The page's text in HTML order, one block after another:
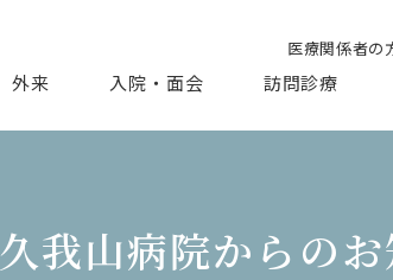
医療関係者の
外来 入院・面会 訪問診療
久我山病院からの